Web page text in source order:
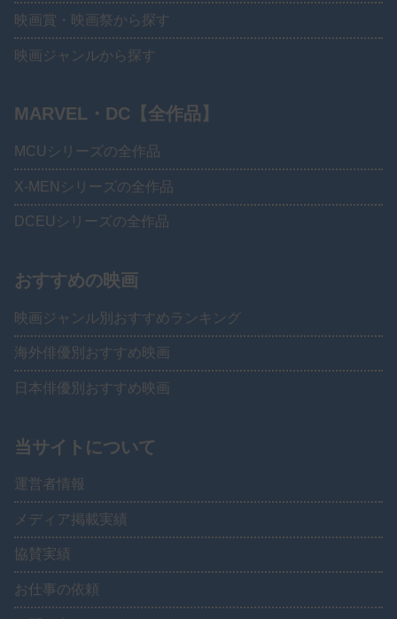
映画賞・映画祭から探す
映画ジャンルから探す
MARVEL・DC【全作品】
MCUシリーズの全作品
X-MENシリーズの全作品
DCEUシリーズの全作品
おすすめの映画
映画ジャンル別おすすめランキング
海外俳優別おすすめ映画
日本俳優別おすすめ映画
当サイトについて
運営者情報
メディア掲載実績
協賛実績
お仕事の依頼